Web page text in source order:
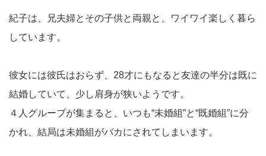
紀子は、兄夫婦とその子供と両親と、ワイワイ楽しく暮ら
しています。
彼女には彼氏はおらず、28才にもなると友達の半分は既に
結婚していて、少し肩身が狭いようです。
４人グループが集まると、いつも“未婚組”と“既婚組”に分
かれ、結局は未婚組がバカにされてしまいます。